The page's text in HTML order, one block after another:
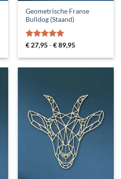
Geometrische Franse
Bulldog (Staand)
Gewaardeerd
€ 27,95-€89,95Prijsklasse:
tot